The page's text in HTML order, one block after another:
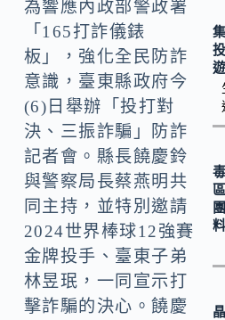
k
為響應內政部警政署
「165打詐儀錶
板」，強化全民防詐
意識，臺東縣政府今
(6)日舉辦「投打對
決、三振詐騙」防詐
記者會。縣長饒慶鈴
與警察局長蔡燕明共
同主持，並特別邀請
2024世界棒球12強賽
金牌投手、臺東子弟
林昱珉，一同宣示打
擊詐騙的決心。饒慶
料